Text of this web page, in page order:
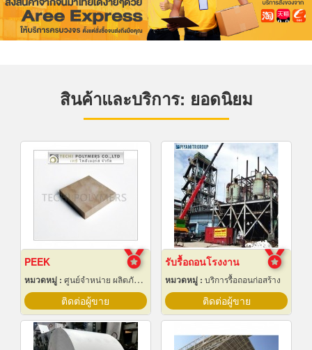
สินค้าและบริการ: ยอดนิยม
PEEK
หมวดหมู่ : ศูนย์จำหน่าย ผลิตภัณฑ์พลาสติกชนิดแท่ง ท่อ แผ่นและสาย
ติดต่อผู้ขาย
รับรื้อถอนโรงงาน
หมวดหมู่ : บริการรื้อถอนก่อสร้าง
ติดต่อผู้ขาย